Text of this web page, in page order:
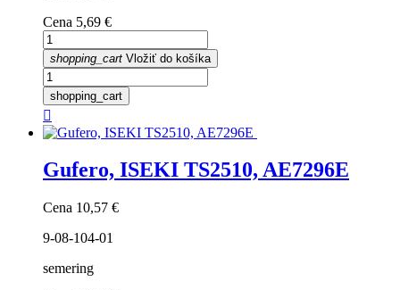
Cena 5,69 €
shopping_cart Vložiť do košíka
shopping_cart

Gufero, ISEKI TS2510, AE7296E
Cena 10,57 €
9-08-104-01
semering